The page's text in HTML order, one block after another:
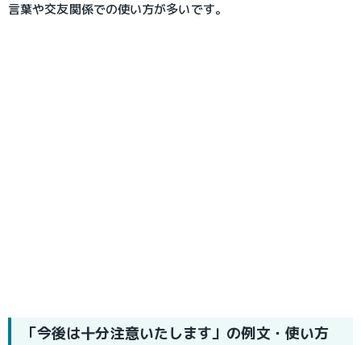
言葉や交友関係での使い方が多いです。
「今後は十分注意いたします」の例文・使い方